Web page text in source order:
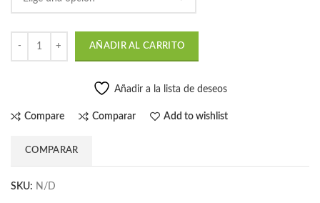
AÑADIR AL CARRITO
Añadir a la lista de deseos
Compare Comparar Add to wishlist
COMPARAR
SKU: N/D